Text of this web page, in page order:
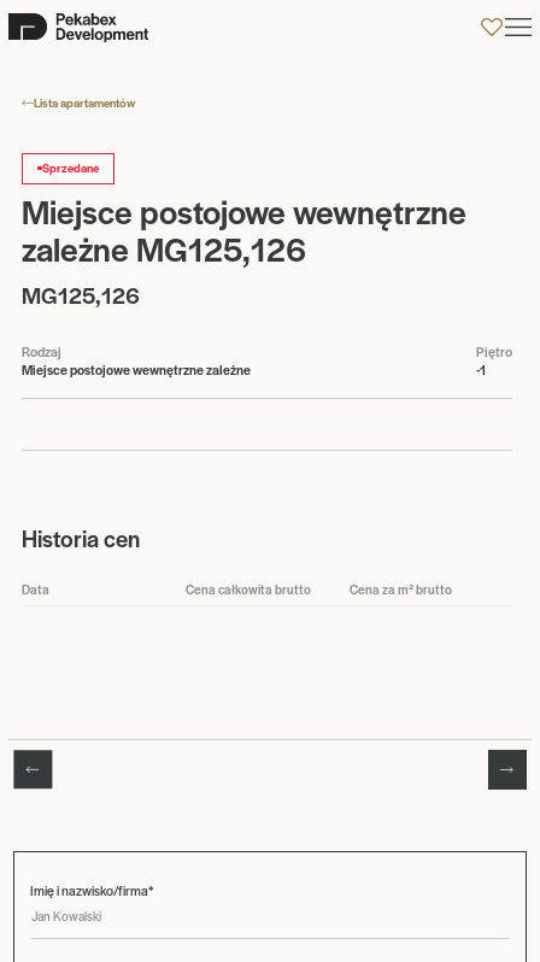
0
Lista apartamentów
Sprzedane
Miejsce postojowe wewnętrzne
zależne MG125,126
MG125,126
Rodzaj
Miejsce postojowe wewnętrzne zależne
Piętro
-1
Historia cen
Data Cena całkowita brutto Cena za m² brutto
Imię i nazwisko/firma*